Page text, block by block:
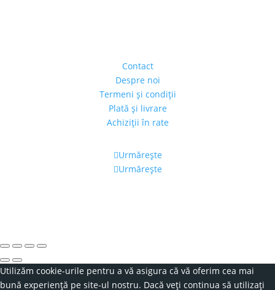
Contact
Despre noi
Termeni şi condiţii
Plată şi livrare
Achiziţii în rate
Urmărește
Urmărește
Utilizăm cookie-urile pentru a vă asigura că vă oferim cea mai
bună experiență pe site-ul nostru. Dacă veți continua să utilizați